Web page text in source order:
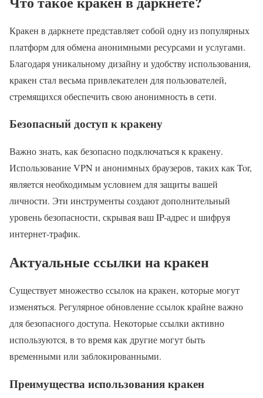
Кракен в даркнете представляет собой одну из популярных
платформ для обмена анонимными ресурсами и услугами.
Благодаря уникальному дизайну и удобству использования,
кракен стал весьма привлекателен для пользователей,
стремящихся обеспечить свою анонимность в сети.
Безопасный доступ к кракену
Важно знать, как безопасно подключаться к кракену.
Использование VPN и анонимных браузеров, таких как Tor,
является необходимым условием для защиты вашей
личности. Эти инструменты создают дополнительный
уровень безопасности, скрывая ваш IP-адрес и шифруя
интернет-трафик.
Актуальные ссылки на кракен
Существует множество ссылок на кракен, которые могут
изменяться. Регулярное обновление ссылок крайне важно
для безопасного доступа. Некоторые ссылки активно
используются, в то время как другие могут быть
временными или заблокированными.
Преимущества использования кракен